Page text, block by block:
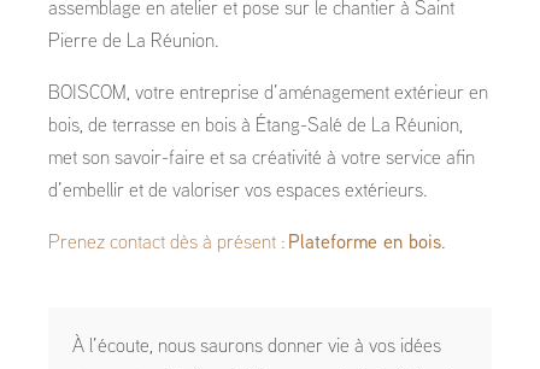
assemblage en atelier et pose sur le chantier à Saint
Pierre de La Réunion.
BOISCOM, votre entreprise d’aménagement extérieur en
bois, de terrasse en bois à Étang-Salé de La Réunion,
met son savoir-faire et sa créativité à votre service afin
d’embellir et de valoriser vos espaces extérieurs.
Prenez contact dès à présent : Plateforme en bois.
À l’écoute, nous saurons donner vie à vos idées